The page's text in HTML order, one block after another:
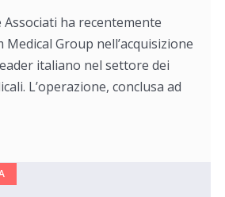
Associati ha recentemente
Group nell’acquisizione
italiano nel settore dei
L’operazione, conclusa ad